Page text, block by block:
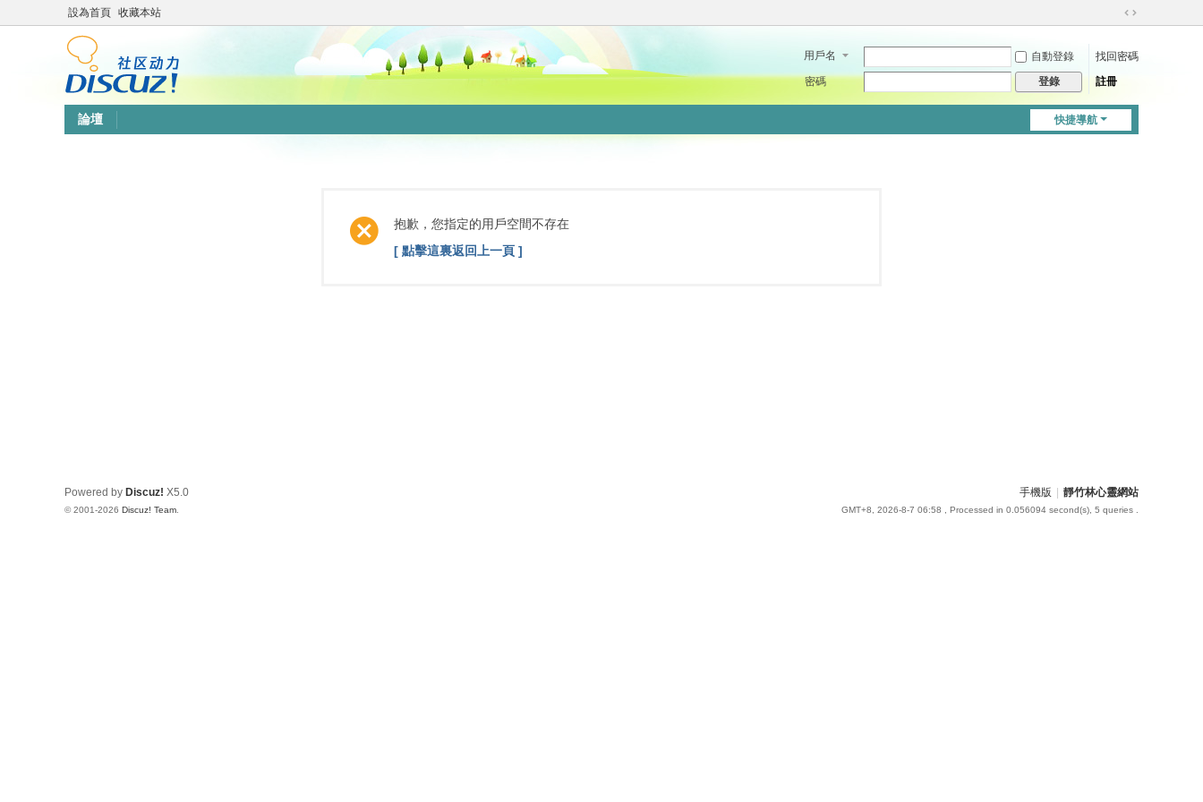
設為首頁 收藏本站
切
到
用戶名 自動登錄
找回密碼
密碼
登錄 註冊
快捷導航
論壇
抱歉，您指定的用戶空間不存在
[ 點擊這裏返回上一頁 ]
手機版 靜竹林心靈網站
GMT+8, 2026-8-7 06:58 , Processed in 0.056094 second(s), 5 queries .
Powered by Discuz! X5.0
© 2001-2026 Discuz! Team